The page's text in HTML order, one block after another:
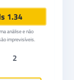
1.34
análise e não
imprevisíveis.
2